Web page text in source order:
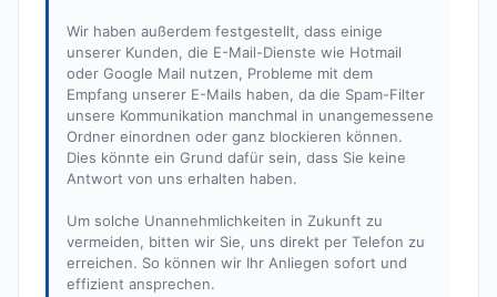
Wir haben außerdem festgestellt, dass einige
unserer Kunden, die E-Mail-Dienste wie Hotmail
oder Google Mail nutzen, Probleme mit dem
Empfang unserer E-Mails haben, da die Spam-Filter
unsere Kommunikation manchmal in unangemessene
Ordner einordnen oder ganz blockieren können.
Dies könnte ein Grund dafür sein, dass Sie keine
Antwort von uns erhalten haben.
Um solche Unannehmlichkeiten in Zukunft zu
vermeiden, bitten wir Sie, uns direkt per Telefon zu
erreichen. So können wir Ihr Anliegen sofort und
effizient ansprechen.